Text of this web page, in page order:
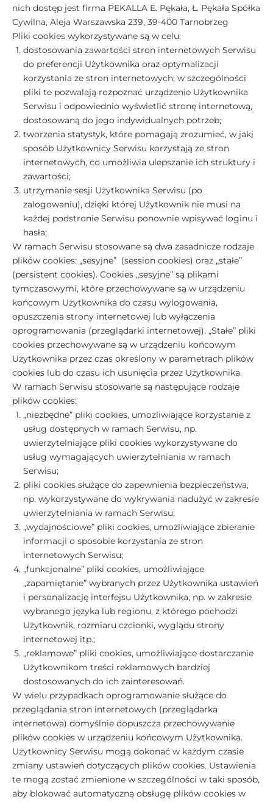
nich dostęp jest firma PEKALLA E. Pękała, Ł. Pękała Spółka
Cywilna, Aleja Warszawska 239, 39-400 Tarnobrzeg
Pliki cookies wykorzystywane są w celu:
dostosowania zawartości stron internetowych Serwisu
do preferencji Użytkownika oraz optymalizacji
korzystania ze stron internetowych; w szczególności
pliki te pozwalają rozpoznać urządzenie Użytkownika
Serwisu i odpowiednio wyświetlić stronę internetową,
dostosowaną do jego indywidualnych potrzeb;
tworzenia statystyk, które pomagają zrozumieć, w jaki
sposób Użytkownicy Serwisu korzystają ze stron
internetowych, co umożliwia ulepszanie ich struktury i
zawartości;
utrzymanie sesji Użytkownika Serwisu (po
zalogowaniu), dzięki której Użytkownik nie musi na
każdej podstronie Serwisu ponownie wpisywać loginu i
hasła;
W ramach Serwisu stosowane są dwa zasadnicze rodzaje
plików cookies: „sesyjne” (session cookies) oraz „stałe”
(persistent cookies). Cookies „sesyjne” są plikami
tymczasowymi, które przechowywane są w urządzeniu
końcowym Użytkownika do czasu wylogowania,
opuszczenia strony internetowej lub wyłączenia
oprogramowania (przeglądarki internetowej). „Stałe” pliki
cookies przechowywane są w urządzeniu końcowym
Użytkownika przez czas określony w parametrach plików
cookies lub do czasu ich usunięcia przez Użytkownika.
W ramach Serwisu stosowane są następujące rodzaje
plików cookies:
„niezbędne” pliki cookies, umożliwiające korzystanie z
usług dostępnych w ramach Serwisu, np.
uwierzytelniające pliki cookies wykorzystywane do
usług wymagających uwierzytelniania w ramach
Serwisu;
pliki cookies służące do zapewnienia bezpieczeństwa,
np. wykorzystywane do wykrywania nadużyć w zakresie
uwierzytelniania w ramach Serwisu;
„wydajnościowe” pliki cookies, umożliwiające zbieranie
informacji o sposobie korzystania ze stron
internetowych Serwisu;
„funkcjonalne” pliki cookies, umożliwiające
„zapamiętanie” wybranych przez Użytkownika ustawień
i personalizację interfejsu Użytkownika, np. w zakresie
wybranego języka lub regionu, z którego pochodzi
Użytkownik, rozmiaru czcionki, wyglądu strony
internetowej itp.;
„reklamowe” pliki cookies, umożliwiające dostarczanie
Użytkownikom treści reklamowych bardziej
dostosowanych do ich zainteresowań.
W wielu przypadkach oprogramowanie służące do
przeglądania stron internetowych (przeglądarka
internetowa) domyślnie dopuszcza przechowywanie
plików cookies w urządzeniu końcowym Użytkownika.
Użytkownicy Serwisu mogą dokonać w każdym czasie
zmiany ustawień dotyczących plików cookies. Ustawienia
te mogą zostać zmienione w szczególności w taki sposób,
aby blokować automatyczną obsługę plików cookies w